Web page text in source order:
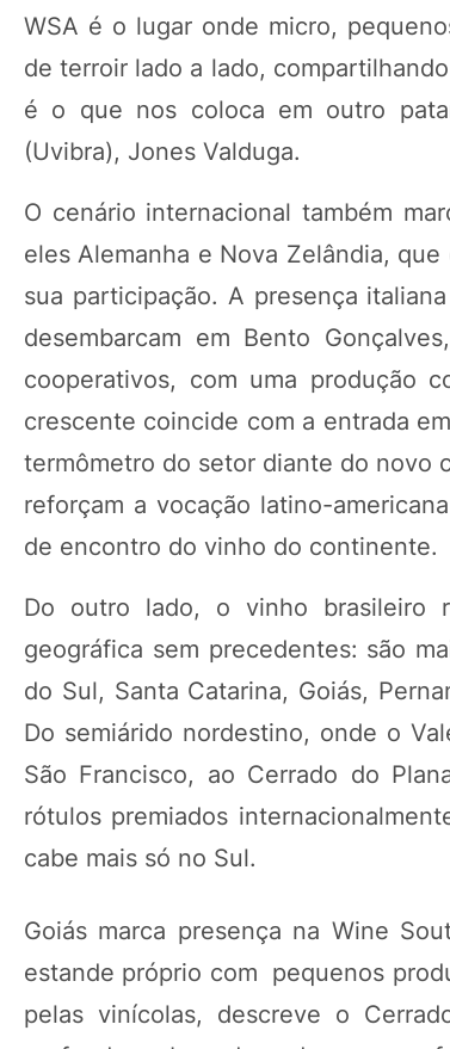
WSA é o lugar onde micro,
de terroir lado a lado,
é o que nos coloca em outro
(Uvibra), Jones Valduga.
O cenário internacional também
eles Alemanha e Nova Zelândia,
sua participação. A presença
desembarcam em Bento
cooperativos, com uma produção
crescente coincide com a entrada
termômetro do setor diante do novo
reforçam a vocação latino-
de encontro do vinho do continente.
Do outro lado, o vinho brasileiro
geográfica sem precedentes: são
do Sul, Santa Catarina, Goiás,
Do semiárido nordestino, onde o
São Francisco, ao Cerrado do
rótulos premiados
cabe mais só no Sul.
Goiás marca presença na Wine
estande próprio com pequenos
pelas vinícolas, descreve o